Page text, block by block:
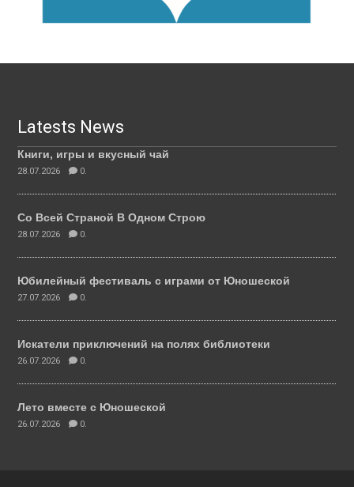
Latests News
Книги, игры и вкусный чай
28.07.2026 0.
Со Всей Страной В Одном Строю
28.07.2026 0.
Юбилейный фестиваль с играми от Юношеской
27.07.2026 0.
Искатели приключений на полях библиотеки
26.07.2026 0.
Лето вместе с Юношеской
26.07.2026 0.